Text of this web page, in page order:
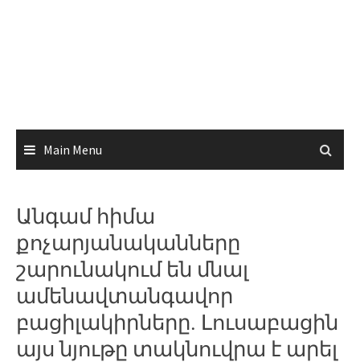
Main Menu
Անգամ հիմա
քոչարյանականները
շարունակում են մնալ
ամենավտանգավոր
բացիլակիրները. Լուսաբացին
այս նյութը տակնուվրա է արել